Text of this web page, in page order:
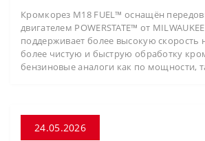
Кромкорез M18 FUEL™ оснащён
двигателем POWERSTATE™ от
поддерживает более высокую скорость
более чистую и быструю обработку
бензиновые аналоги как по мощности,
24.05.2026